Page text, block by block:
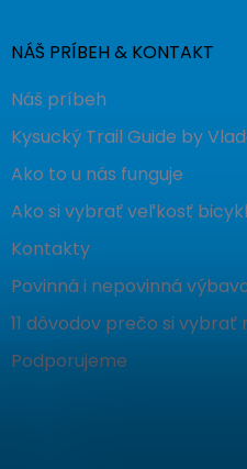
NÁŠ PRÍBEH & KONTAKT
Náš príbeh
Kysucký Trail Guide by
Ako to u nás funguje
Ako si vybrať veľkosť
Kontakty
Povinná i nepovinná
11 dôvodov prečo si vybrať
Podporujeme